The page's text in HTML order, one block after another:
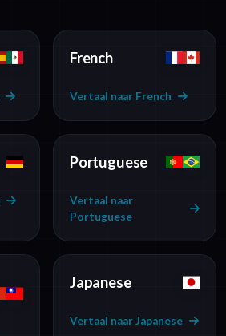
French
Vertaal naar French
Portuguese
Vertaal naar
Portuguese
Japanese
Vertaal naar Japanese